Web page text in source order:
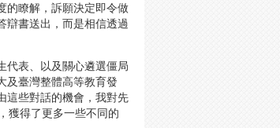
的瞭解，訴願決定即令做
辯書送出，而是相信透過
代表、以及關心遴選僵局
及臺灣整體高等教育發
這些對話的機會，我對先
獲得了更多一些不同的